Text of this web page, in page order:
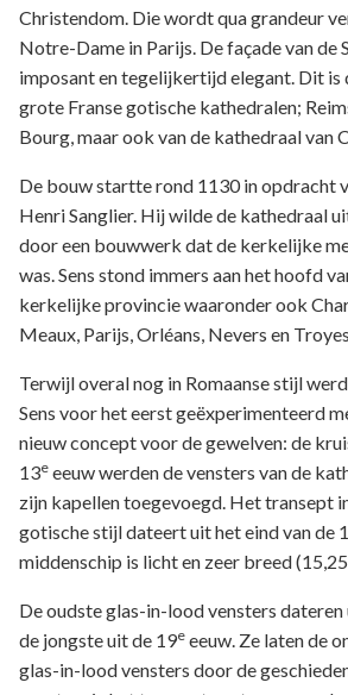
Christendom. Die wordt qua grandeur
Notre-Dame in Parijs. De façade van de
imposant en tegelijkertijd elegant. Dit is
grote Franse gotische kathedralen;
Bourg, maar ook van de kathedraal van
De bouw startte rond 1130 in opdracht
Henri Sanglier. Hij wilde de kathedraal
door een bouwwerk dat de kerkelijke
was. Sens stond immers aan het hoofd
kerkelijke provincie waaronder ook
Meaux, Parijs, Orléans, Nevers en
Terwijl overal nog in Romaanse stijl
Sens voor het eerst geëxperimenteerd
nieuw concept voor de gewelven: de
13e eeuw werden de vensters van de
zijn kapellen toegevoegd. Het transept
gotische stijl dateert uit het eind van de
middenschip is licht en zeer breed
De oudste glas-in-lood vensters dateren
de jongste uit de 19e eeuw. Ze laten de
glas-in-lood vensters door de